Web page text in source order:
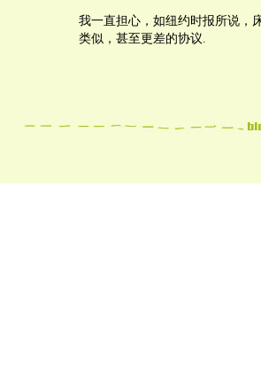
我一直担心，如纽约时报所说，
类似，甚至更差的协议.